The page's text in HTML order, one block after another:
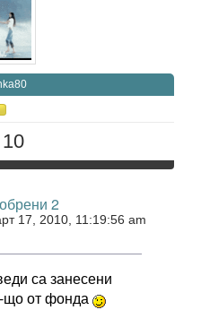
10
2
17, 2010, 11:19:56 am
са занесени
що от фонда